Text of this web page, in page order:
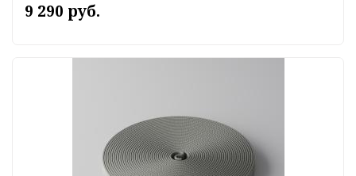
9 290 руб.